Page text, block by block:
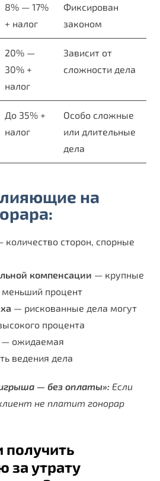
8% — 17%
+ налог
Фиксирован
законом
20% —
30% +
налог
Зависит от
сложности дела
До 35% +
налог
Особо сложные
или длительные
дела
на
количество сторон, спорные
компенсации — крупные
меньший процент
— рискованные дела могут
процента
— ожидаемая
ведения дела
— без оплаты»: Если
не платит гонорар
за утрату